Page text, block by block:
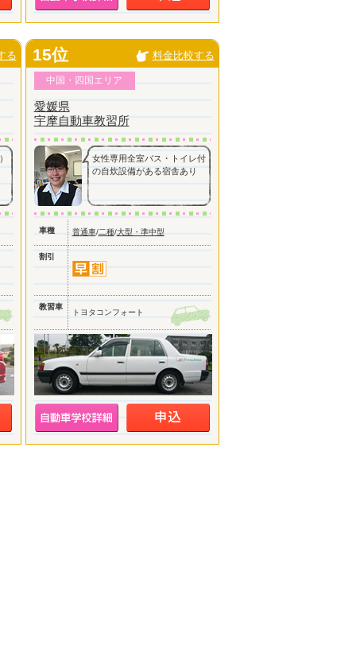
る 15位 料金比較する
中国・四国エリア
愛媛県
宇摩自動車教習所
女性専用全室バス・トイレ付
の自炊設備がある宿舎あり
車種 普通車/二種/大型・準中型
割引
教習車
トヨタコンフォート